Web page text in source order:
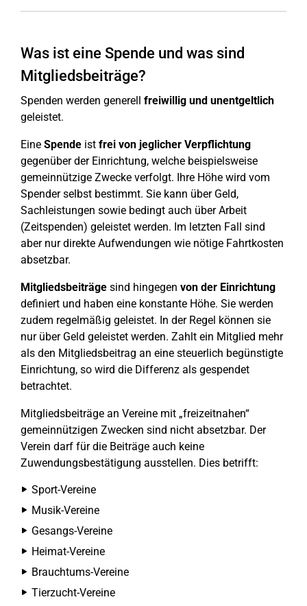
Was ist eine Spende und was sind
Mitgliedsbeiträge?
Spenden werden generell freiwillig und unentgeltlich
geleistet.
Eine Spende ist frei von jeglicher Verpflichtung
gegenüber der Einrichtung, welche beispielsweise
gemeinnützige Zwecke verfolgt. Ihre Höhe wird vom
Spender selbst bestimmt. Sie kann über Geld,
Sachleistungen sowie bedingt auch über Arbeit
(Zeitspenden) geleistet werden. Im letzten Fall sind
aber nur direkte Aufwendungen wie nötige Fahrtkosten
absetzbar.
Mitgliedsbeiträge sind hingegen von der Einrichtung
definiert und haben eine konstante Höhe. Sie werden
zudem regelmäßig geleistet. In der Regel können sie
nur über Geld geleistet werden. Zahlt ein Mitglied mehr
als den Mitgliedsbeitrag an eine steuerlich begünstigte
Einrichtung, so wird die Differenz als gespendet
betrachtet.
Mitgliedsbeiträge an Vereine mit „freizeitnahen“
gemeinnützigen Zwecken sind nicht absetzbar. Der
Verein darf für die Beiträge auch keine
Zuwendungsbestätigung ausstellen. Dies betrifft:
Sport-Vereine
Musik-Vereine
Gesangs-Vereine
Heimat-Vereine
Brauchtums-Vereine
Tierzucht-Vereine